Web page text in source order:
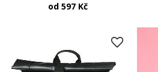
od 597 Kč